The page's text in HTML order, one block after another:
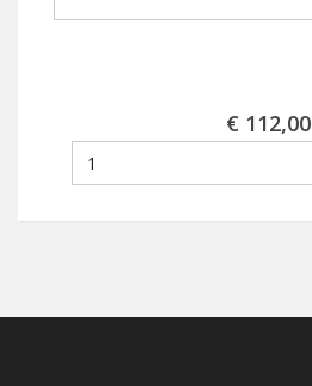
€ 112,00